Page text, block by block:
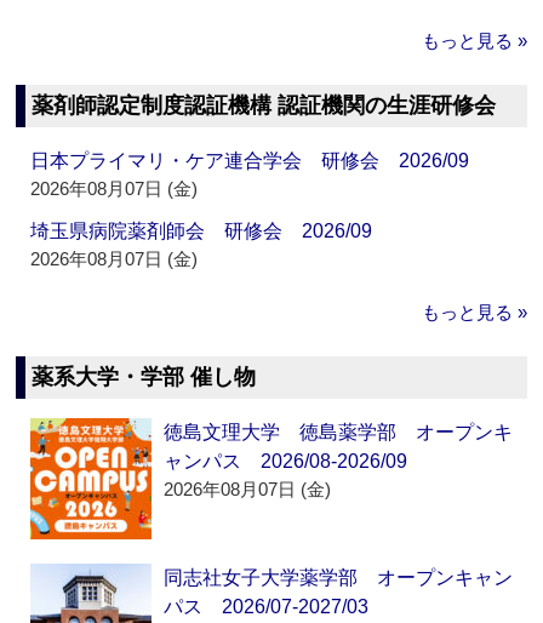
もっと見る »
薬剤師認定制度認証機構 認証機関の生涯研修会
日本プライマリ・ケア連合学会 研修会 2026/09
2026年08月07日 (金)
埼玉県病院薬剤師会 研修会 2026/09
2026年08月07日 (金)
もっと見る »
薬系大学・学部 催し物
徳島文理大学 徳島薬学部 オープンキ
ャンパス 2026/08-2026/09
2026年08月07日 (金)
同志社女子大学薬学部 オープンキャン
パス 2026/07-2027/03